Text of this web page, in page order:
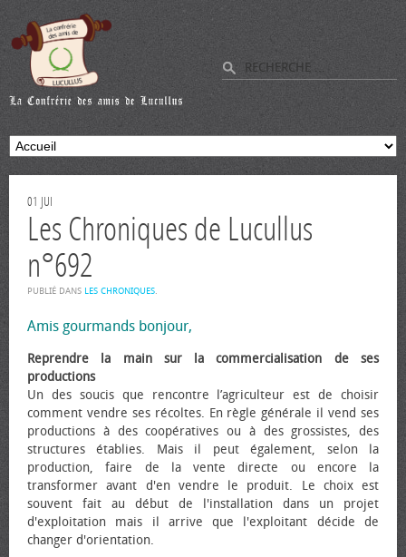
01 JUI
Les Chroniques de Lucullus
n°692
PUBLIÉ DANS LES CHRONIQUES.
Amis gourmands bonjour,
Reprendre la main sur la commercialisation de ses
productions
Un des soucis que rencontre l’agriculteur est de choisir
comment vendre ses récoltes. En règle générale il vend ses
productions à des coopératives ou à des grossistes, des
structures établies. Mais il peut également, selon la
production, faire de la vente directe ou encore la
transformer avant d'en vendre le produit. Le choix est
souvent fait au début de l'installation dans un projet
d'exploitation mais il arrive que l'exploitant décide de
changer d'orientation.